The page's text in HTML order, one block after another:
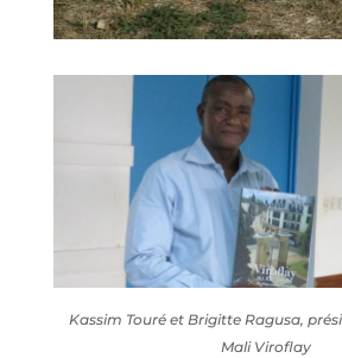
Kassim Touré et Brigitte Ragusa,
Mali Viroflay